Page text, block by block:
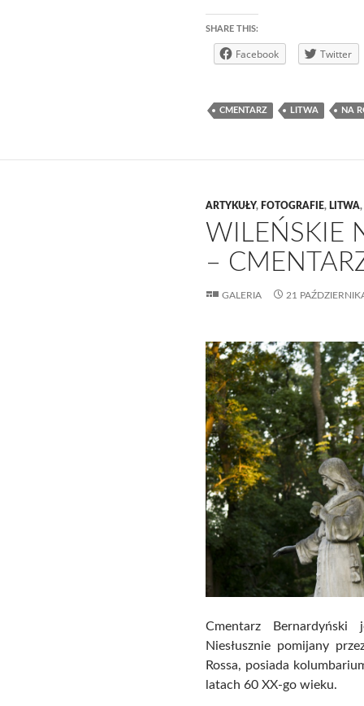
SHARE THIS:
Facebook Twitter
CMENTARZ LITWA NA
ARTYKUŁY, FOTOGRAFIE, LITWA,
WILEŃSKIE
–
GALERIA 21
Cmentarz Bernardyński
Niesłusznie pomijany
Rossa, posiada
latach 60 XX-go wieku.